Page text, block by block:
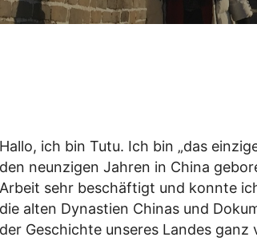
Hallo, ich bin Tutu. Ich bin „das
den neunzigen Jahren in China
Arbeit sehr beschäftigt und konnte
die alten Dynastien Chinas und
der Geschichte unseres Landes